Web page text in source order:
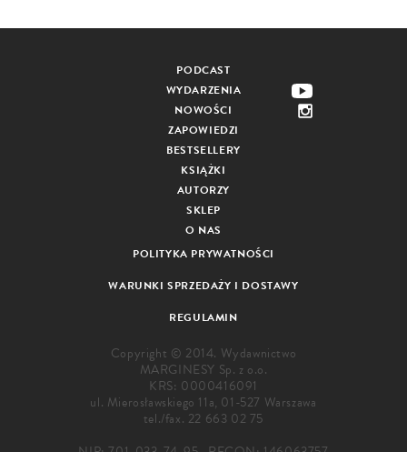
PODCAST
WYDARZENIA
NOWOŚCI
ZAPOWIEDZI
BESTSELLERY
KSIĄŻKI
AUTORZY
SKLEP
O NAS
POLITYKA PRYWATNOŚCI
WARUNKI SPRZEDAŻY I DOSTAWY
REGULAMIN
Copyright © 2014. Wydawnictwo
MARGINESY Sp. z o.o.
KRS: 0000416091
ul. Mierosławskiego 11a, 01-527 Warszawa
tel./fax. 22 663 02 75